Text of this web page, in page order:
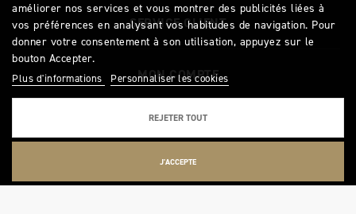
SERVICE CLIENT
MON COMPTE
améliorer nos services et vous montrer des publicités liées à
vos préférences en analysant vos habitudes de navigation. Pour
donner votre consentement à son utilisation, appuyez sur le
bouton Accepter.
Plus d'informations Personnaliser les cookies
REJETER TOUT
J'ACCEPTE